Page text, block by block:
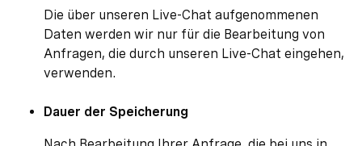
Die über unseren Live-Chat aufgenommenen
Daten werden wir nur für die Bearbeitung von
Anfragen, die durch unseren Live-Chat eingehen,
verwenden.
Dauer der Speicherung